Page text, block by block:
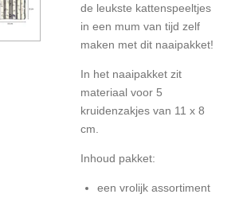
de leukste kattenspeeltjes
in een mum van tijd zelf
maken met dit naaipakket!
In het naaipakket zit
materiaal voor 5
kruidenzakjes van 11 x 8
cm.
Inhoud pakket:
een vrolijk assortiment